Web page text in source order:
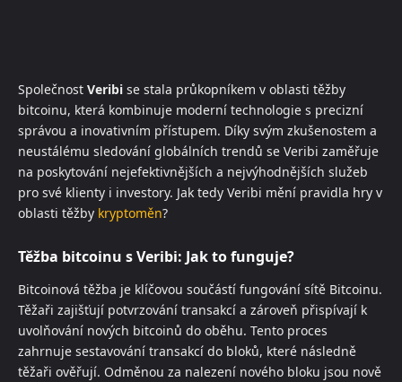
Společnost Veribi se stala průkopníkem v oblasti těžby
bitcoinu, která kombinuje moderní technologie s precizní
správou a inovativním přístupem. Díky svým zkušenostem a
neustálému sledování globálních trendů se Veribi zaměřuje
na poskytování nejefektivnějších a nejvýhodnějších služeb
pro své klienty i investory. Jak tedy Veribi mění pravidla hry v
oblasti těžby kryptoměn?
Těžba bitcoinu s Veribi: Jak to funguje?
Bitcoinová těžba je klíčovou součástí fungování sítě Bitcoinu.
Těžaři zajišťují potvrzování transakcí a zároveň přispívají k
uvolňování nových bitcoinů do oběhu. Tento proces
zahrnuje sestavování transakcí do bloků, které následně
těžaři ověřují. Odměnou za nalezení nového bloku jsou nově